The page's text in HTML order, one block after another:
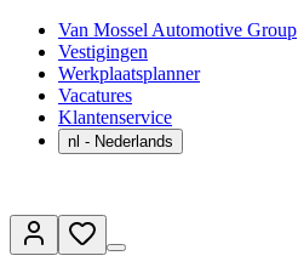
Van Mossel Automotive Group
Vestigingen
Werkplaatsplanner
Vacatures
Klantenservice
nl - Nederlands